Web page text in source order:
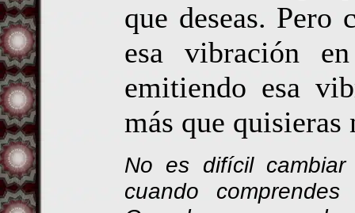
que deseas. Pero
esa vibración
emitiendo esa
más que quisieras
No es difícil
cuando